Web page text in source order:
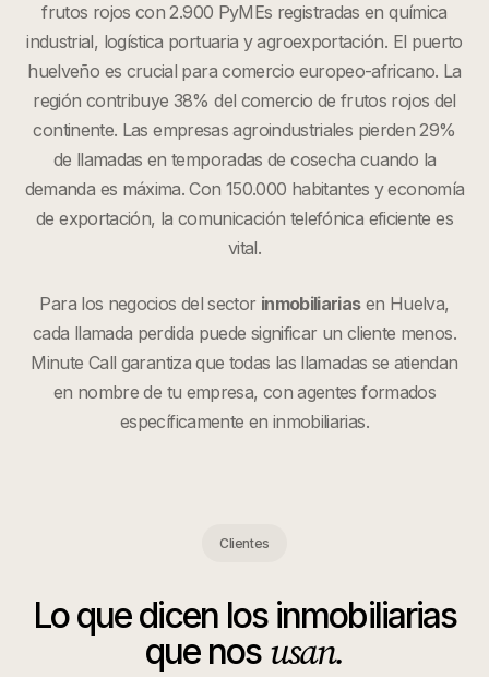
frutos rojos con 2.900 PyMEs registradas en química
industrial, logística portuaria y agroexportación. El puerto
huelveño es crucial para comercio europeo-africano. La
región contribuye 38% del comercio de frutos rojos del
continente. Las empresas agroindustriales pierden 29%
de llamadas en temporadas de cosecha cuando la
demanda es máxima. Con 150.000 habitantes y economía
de exportación, la comunicación telefónica eficiente es
vital.
Para los negocios del sector inmobiliariasen Huelva,
cada llamada perdida puede significar un cliente menos.
Minute Call garantiza que todas las llamadas se atiendan
en nombre de tu empresa, con agentes formados
específicamente en inmobiliarias.
Clientes
Lo que dicen los inmobiliarias
que nos usan.